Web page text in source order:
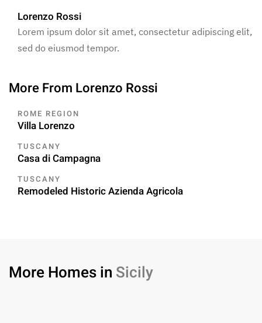
Lorenzo Rossi
Lorem ipsum dolor sit amet, consectetur adipiscing elit,
sed do eiusmod tempor.
More From Lorenzo Rossi
ROME REGION
Villa Lorenzo
TUSCANY
Casa di Campagna
TUSCANY
Remodeled Historic Azienda Agricola
More Homes in Sicily